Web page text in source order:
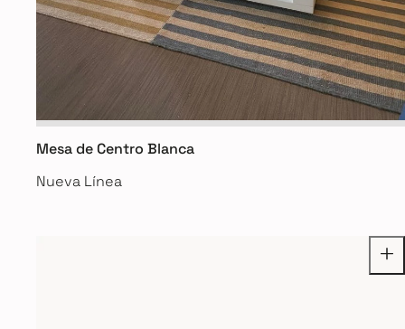
Mesa de Centro Blanca
Nueva Línea